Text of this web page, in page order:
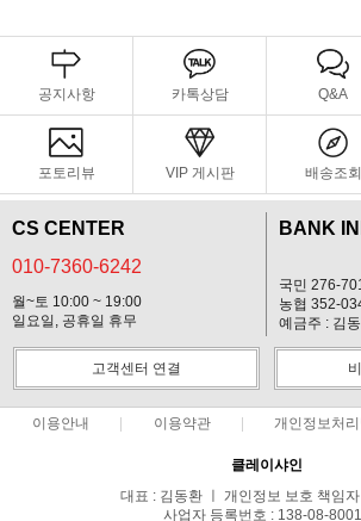
공지사항 카톡상담 Q&A
포토리뷰 VIP 게시판 배송조회
CS CENTER
010-7360-6242
월~토 10:00 ~ 19:00
일요일, 공휴일 휴무
BANK
국민 276-
농협 352-
예금주 : 김
고객센터 연결
이용안내 이용약관 개인정보처리
클레이샤인
대표 : 김동환 ㅣ 개인정보 보호 책임
사업자 등록번호 : 138-08-